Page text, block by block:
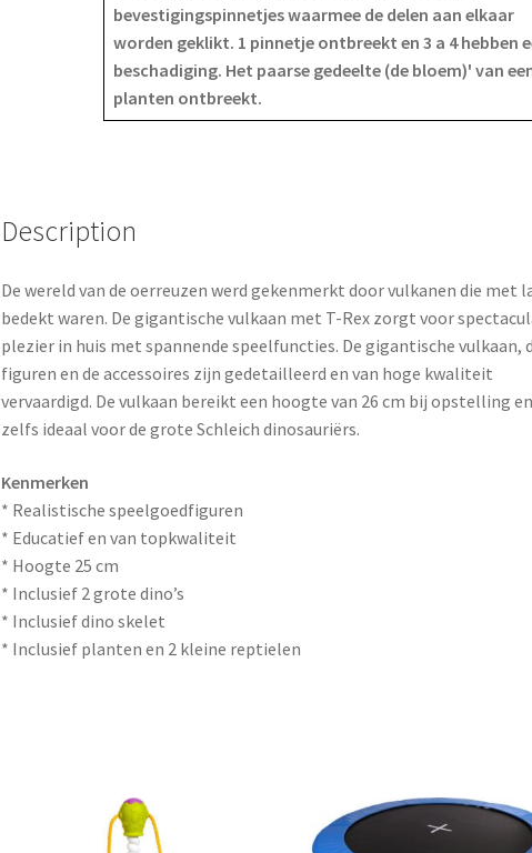
e
b
o
t
e
r
r
e
bevestigingspinnetjes waarmee de delen aan elkaar
worden geklikt. 1 pinnetje ontbreekt en 3 a 4 hebben
beschadiging. Het paarse gedeelte (de bloem)' van
planten ontbreekt.
Description
De wereld van de oerreuzen werd gekenmerkt door vulkanen die met
bedekt waren. De gigantische vulkaan met T-Rex zorgt voor
plezier in huis met spannende speelfuncties. De gigantische vulkaan,
figuren en de accessoires zijn gedetailleerd en van hoge kwaliteit
vervaardigd. De vulkaan bereikt een hoogte van 26 cm bij opstelling
zelfs ideaal voor de grote Schleich dinosauriërs.
Kenmerken
* Realistische speelgoedfiguren
* Educatief en van topkwaliteit
* Hoogte 25 cm
* Inclusief 2 grote dino’s
* Inclusief dino skelet
* Inclusief planten en 2 kleine reptielen